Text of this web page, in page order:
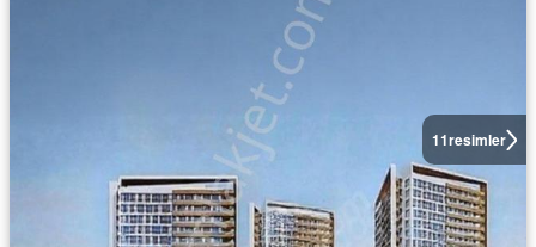
11resimler